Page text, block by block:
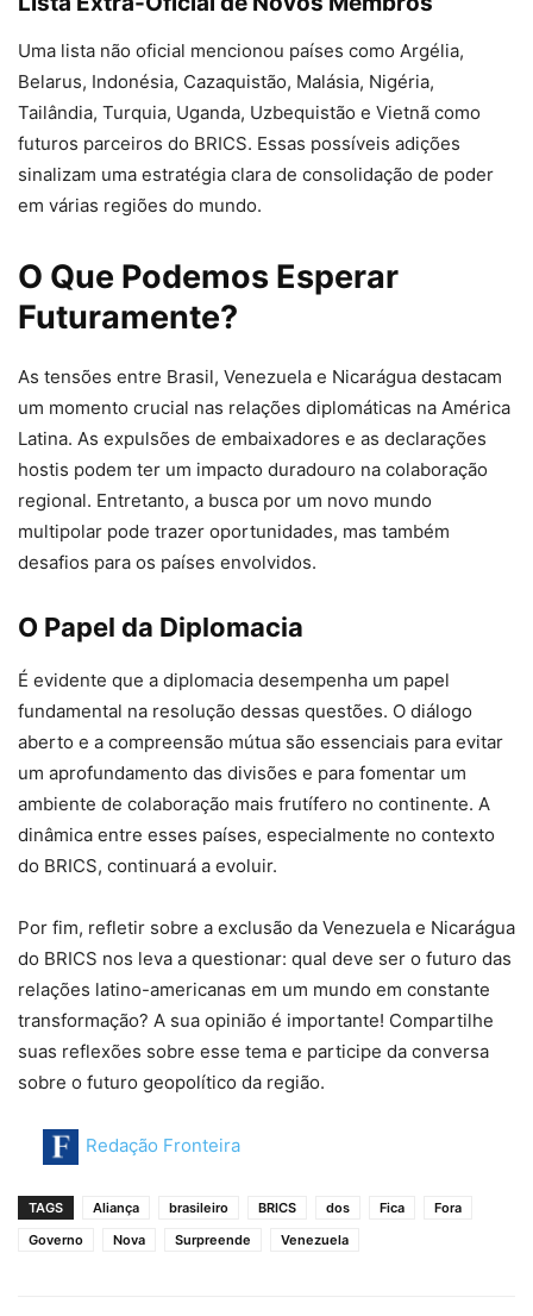
Uma lista não oficial mencionou países como Argélia,
Belarus, Indonésia, Cazaquistão, Malásia, Nigéria,
Tailândia, Turquia, Uganda, Uzbequistão e Vietnã como
futuros parceiros do BRICS. Essas possíveis adições
sinalizam uma estratégia clara de consolidação de poder
em várias regiões do mundo.
O Que Podemos Esperar
Futuramente?
As tensões entre Brasil, Venezuela e Nicarágua destacam
um momento crucial nas relações diplomáticas na América
Latina. As expulsões de embaixadores e as declarações
hostis podem ter um impacto duradouro na colaboração
regional. Entretanto, a busca por um novo mundo
multipolar pode trazer oportunidades, mas também
desafios para os países envolvidos.
O Papel da Diplomacia
É evidente que a diplomacia desempenha um papel
fundamental na resolução dessas questões. O diálogo
aberto e a compreensão mútua são essenciais para evitar
um aprofundamento das divisões e para fomentar um
ambiente de colaboração mais frutífero no continente. A
dinâmica entre esses países, especialmente no contexto
do BRICS, continuará a evoluir.
Por fim, refletir sobre a exclusão da Venezuela e Nicarágua
do BRICS nos leva a questionar: qual deve ser o futuro das
relações latino-americanas em um mundo em constante
transformação? A sua opinião é importante! Compartilhe
suas reflexões sobre esse tema e participe da conversa
sobre o futuro geopolítico da região.
Redação Fronteira
TAGS Aliança brasileiro BRICS dos Fica
Fora
Governo
Nova Surpreende Venezuela